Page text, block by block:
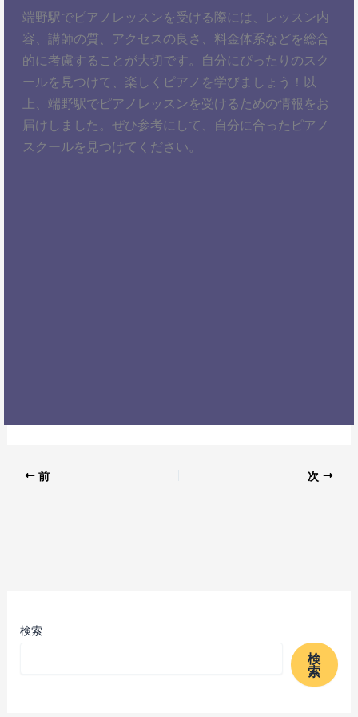
端野駅でピアノレッスンを受ける際には、レッスン内
容、講師の質、アクセスの良さ、料金体系などを総合
的に考慮することが大切です。自分にぴったりのスク
ールを見つけて、楽しくピアノを学びましょう！以
上、端野駅でピアノレッスンを受けるための情報をお
届けしました。ぜひ参考にして、自分に合ったピアノ
スクールを見つけてください。
前 次
検索
検
索